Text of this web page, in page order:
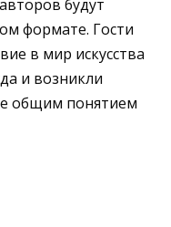
будут
формате. Гости
в мир искусства
и возникли
общим понятием